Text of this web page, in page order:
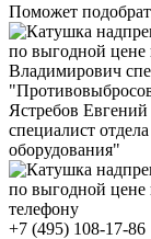
Поможет
Ястребов
специалист
оборудования"
+7 (495) 108-17-86